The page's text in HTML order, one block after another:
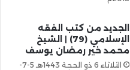
الجديد من كتب الفقه
الإسلامي (79) | الشيخ
محمد خير رمضان يوسف
الثلاثاء 6 ذو الحجة 1443هـ 5-7-